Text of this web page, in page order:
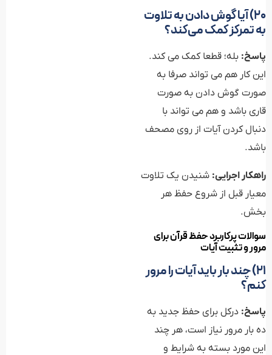
۲۰) آیا گوش دادن به تلاوت
به تمرکز کمک می‌کند؟
پاسخ: بله؛ قطعا کمک می کند.
این کار هم می تواند صرفا به
صورت گوش دادن به صورت
قاری باشد و هم می تواند با
دنبال کردن آیات از روی مصحف
باشد.
راهکار اجرایی: شنیدن یک تلاوت
معیار قبل از شروع حفظ هر
بخش.
سوالات پرکاربرد حفظ قرآن برای
مرور و تثبیت آیات
۲۱) چند بار باید آیات را مرور
کنم؟
پاسخ: درکل برای حفظ جدید به
ده بار مرور نیاز است، هر چند
این مورد بسته به شرایط و